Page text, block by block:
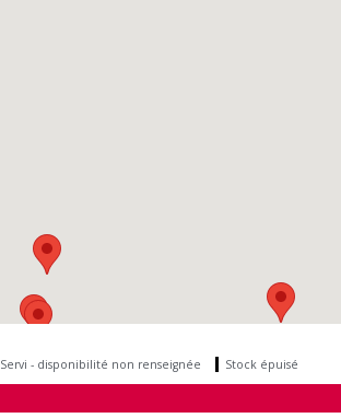
Servi - disponibilité non renseignée Stock épuisé